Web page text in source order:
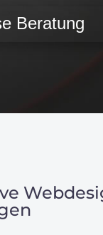
Beratung